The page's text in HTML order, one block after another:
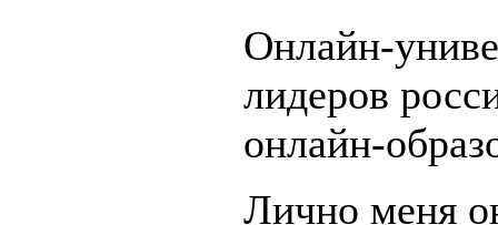
Онлайн-
лидеров
онлайн-
Лично меня